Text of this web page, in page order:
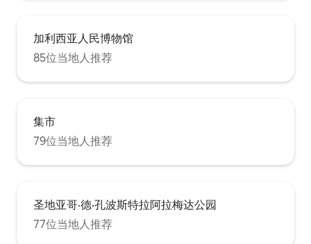
加利西亚人民博物馆
85位当地人推荐
集市
79位当地人推荐
圣地亚哥·德·孔波斯特拉阿拉梅达公园
77位当地人推荐